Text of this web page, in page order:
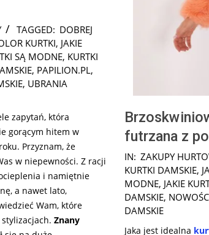
TAGGED: DOBREJ
KURTKI, JAKIE
SĄ MODNE, KURTKI
, PAPILION.PL,
, UBRANIA
zapytań, która
gorącym hitem w
Przyznam, że
w niepewności. Z racji
i namiętnie
a nawet lato,
Wam, które
Znany
futrzana z
2025-
10-
13
IN: ZAKUPY
KURTKI DAMSKIE,
MODNE, JAKIE
DAMSKIE,
DAMSKIE
Jaka jest idealna